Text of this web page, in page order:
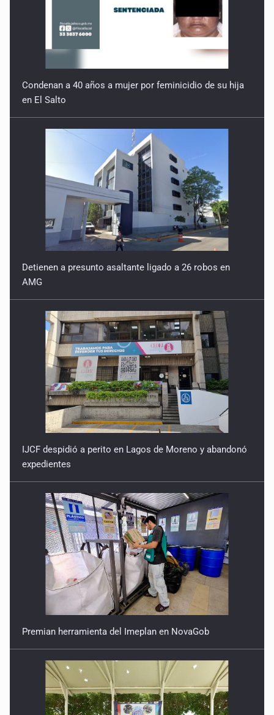
Condenan a 40 años a mujer por feminicidio de su hija
en El Salto
Detienen a presunto asaltante ligado a 26 robos en
AMG
IJCF despidió a perito en Lagos de Moreno y abandonó
expedientes
Premian herramienta del Imeplan en NovaGob